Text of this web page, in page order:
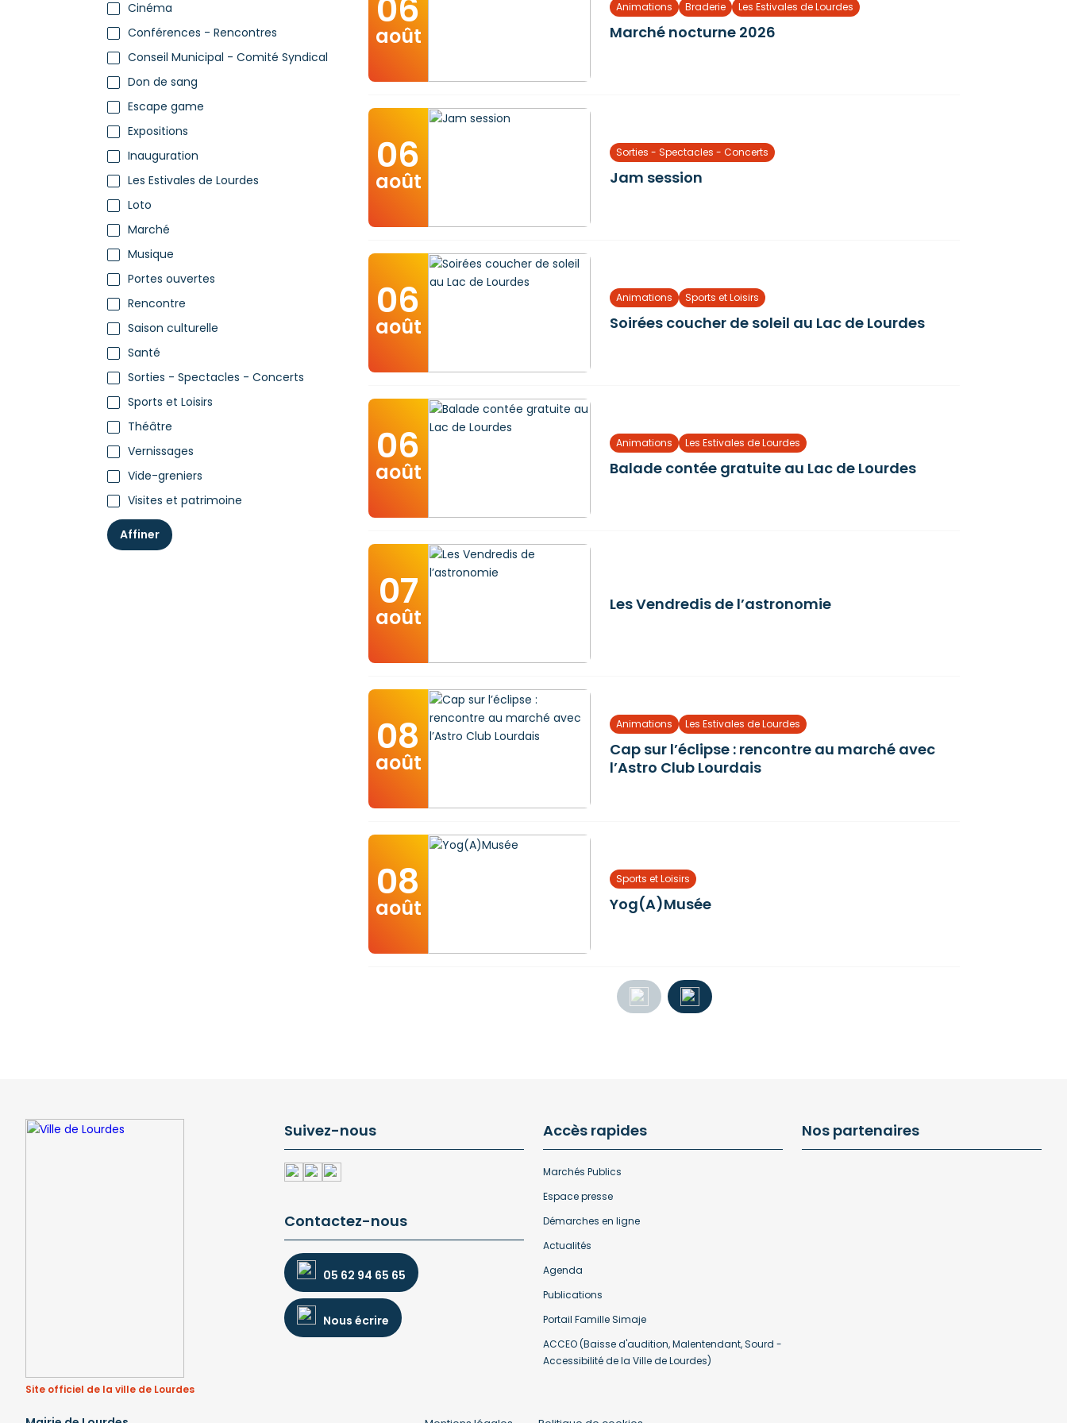
Cinéma
Conférences - Rencontres
Conseil Municipal - Comité Syndical
Don de sang
Escape game
Expositions
Inauguration
Les Estivales de Lourdes
Loto
Marché
Musique
Portes ouvertes
Rencontre
Saison culturelle
Santé
Sorties - Spectacles - Concerts
Sports et Loisirs
Théâtre
Vernissages
Vide-greniers
Visites et patrimoine
Affiner
août
Animations Braderie Les Estivales de Lourdes
Marché nocturne 2026
06
août
Sorties - Spectacles - Concerts
Jam session
06
août
Animations Sports et Loisirs
Soirées coucher de soleil au Lac de Lourdes
06
août
Animations Les Estivales de Lourdes
Balade contée gratuite au Lac de Lourdes
07
août
Les Vendredis de l’astronomie
08
août
Animations Les Estivales de Lourdes
Cap sur l’éclipse : rencontre au marché avec
l’Astro Club Lourdais
08
août
Sports et Loisirs
Yog(A)Musée
Site officiel de la ville de Lourdes
Suivez-nous
Contactez-nous
05 62 94 65 65
Nous écrire
Accès rapides
Marchés Publics
Espace presse
Démarches en ligne
Actualités
Agenda
Publications
Portail Famille Simaje
ACCEO (Baisse d'audition, Malentendant, Sourd -
Accessibilité de la Ville de Lourdes)
Nos partenaires